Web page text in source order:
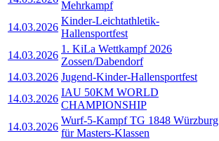
Mehrkampf
14.03.2026
Kinder-Leichtathletik-
Hallensportfest
14.03.2026
1. KiLa Wettkampf 2026
Zossen/Dabendorf
14.03.2026 Jugend-Kinder-Hallensportfest
14.03.2026
IAU 50KM WORLD
CHAMPIONSHIP
14.03.2026
Wurf-5-Kampf TG 1848 Würzburg
für Masters-Klassen